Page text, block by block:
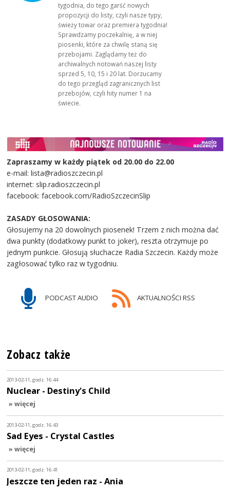
tygodnia, do tego garść nowych
propozycji do listy, czyli nasze typy,
świeży towar oraz premiera tygodnia!
Sprawdzamy poczekalnię, a w niej
piosenki, które za chwilę staną się
przebojami. Zaglądamy też do
archiwalnych notowań naszej listy
sprzed 5, 10, 15 i 20 lat. Dorzucamy
do tego przegląd zagranicznych list
przebojów, czyli hity numer 1 na
świecie.
Zapraszamy w każdy piątek od 20.00 do 22.00
e-mail: lista@radioszczecin.pl
internet: slip.radioszczecin.pl
facebook: facebook.com/RadioSzczecinSlip
ZASADY GŁOSOWANIA:
Głosujemy na 20 dowolnych piosenek! Trzem z nich można dać
dwa punkty (dodatkowy punkt to joker), reszta otrzymuje po
jednym punkcie. Głosują słuchacze Radia Szczecin. Każdy może
zagłosować tylko raz w tygodniu.
PODCAST AUDIO AKTUALNOŚCI RSS
Zobacz także
2013-02-11, godz. 16:44
Nuclear - Destiny's Child
» więcej
2013-02-11, godz. 16:43
Sad Eyes - Crystal Castles
» więcej
2013-02-11, godz. 16:41
Jeszcze ten jeden raz - Ania